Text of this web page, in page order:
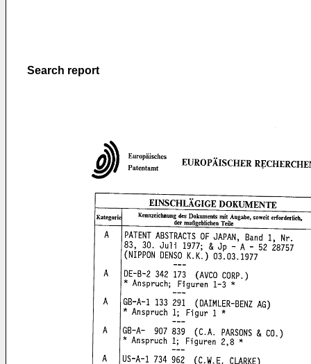
Search report